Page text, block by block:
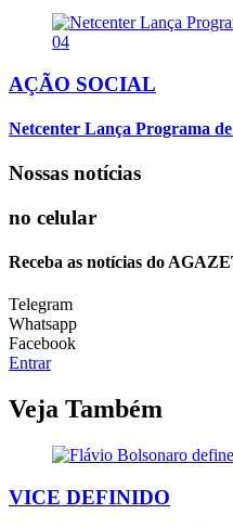
04
AÇÃO SOCIAL
Netcenter Lança Programa
Nossas notícias
no celular
Receba as notícias do
Telegram
Whatsapp
Facebook
Entrar
Veja Também
VICE DEFINIDO